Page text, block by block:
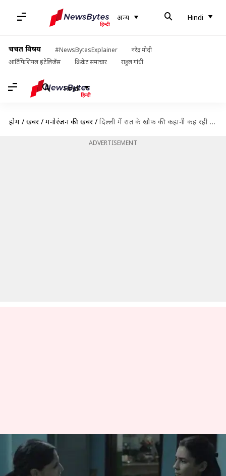
अन्य Hindi
चर्चित विषय #NewsBytesExplainer
नरेंद्र मोदी
आर्टिफिशियल इंटेलिजेंस
क्रिकेट समाचार राहुल गांधी
Hindi
होम / खबरें / मनोरंजन की खबरें / दिल्ली में रात के खौफ की कहानी कह रही है 'सोनी', नेटफ्लिक्स पर रिलीज़
ADVERTISEMENT
दिल्ली में रात के खौफ की कहानी कह
रही है 'सोनी', नेटफ्लिक्स पर रिलीज़